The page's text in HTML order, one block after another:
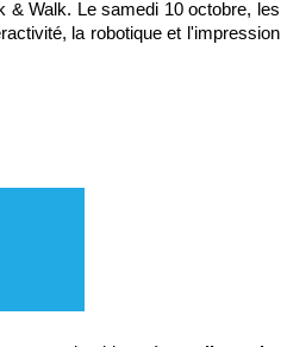
& Walk. Le samedi 10 octobre, les
la robotique et l'impression